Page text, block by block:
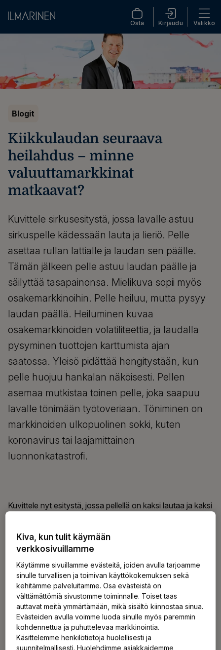
Osta Kirjaudu Valikko
Blogit
Kiikkulaudan seuraava
heilahdus – minne
valuuttamarkkinat
matkaavat?
Kuvittele sirkusesitystä, jossa lavalle astuu
sirkuspelle kädessään lauta ja lieriö. Pelle
asettaa rullan lattialle ja laudan sen päälle.
Tämän jälkeen pelle astuu laudan päälle ja
säilyttää tasapainonsa. Mielikuva sopii myös
osakemarkkinoihin. Pelle heiluu, mutta pysyy
laudan päällä. Heiluminen kuvaa
osakemarkkinoiden volatiliteettia, ja laudalla
pysyminen tuottojen karttumista ajan
saatossa. Yleisö pidättää hengitystään, kun
pelle huojuu hankalan näköisesti. Pellen
asemaa mutkistaa toinen pelle, joka saapuu
lavalle tönimään työtoveriaan. Töniminen on
markkinoiden ulkopuolinen sokki, kuten
koronavirus tai laajamittainen
luonnonkatastrofi.
Kuvittele nyt esitystä, jossa pellellä on kaksi lautaa ja kaksi
Tämän jälkeen hän kipuaa mitä epästabiileimman
rakennelman päälle ja todellakin huojuu. Tämä kuvaa
valuuttamarkkinoita. Valuuttakurssissa on aina kaksi
osapuolta, kaksi valuutan liikkeeseen laskenutta valtiota.
Kumpikin valuutta on erikseen markkinoiden ohjaama
kiikkulauta, ja kahden valuutan suhde on kahden
kiikkulaudan huojuva rakennelma.
Kiva, kun tulit käymään
verkkosivuillamme
Käytämme sivuillamme evästeitä, joiden avulla tarjoamme
sinulle turvallisen ja toimivan käyttökokemuksen sekä
kehitämme palveluitamme. Osa evästeistä on
välttämättömiä sivustomme toiminnalle. Toiset taas
auttavat meitä ymmärtämään, mikä sisältö kiinnostaa sinua.
Evästeiden avulla voimme luoda sinulle myös paremmin
kohdennettua ja puhuttelevaa markkinointia.
Käsittelemme henkilötietoja huolellisesti ja
suunnitelmallisesti. Huolehdimme asiakkaidemme